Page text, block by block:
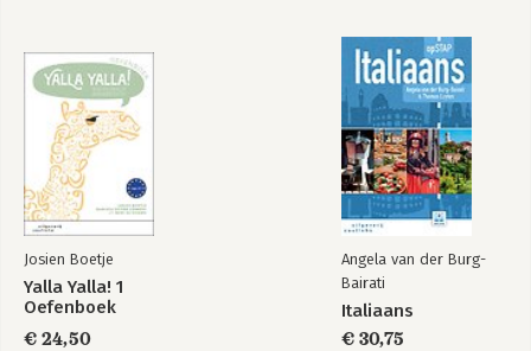
Josien Boetje
Yalla Yalla! 1
Oefenboek
€ 24,50
Angela van der Burg-
Bairati
Italiaans
€ 30,75